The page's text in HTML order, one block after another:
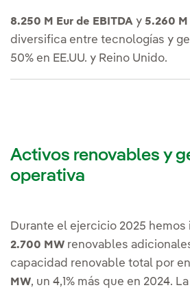
8.250 M Eur de EBITDA y 5.260 M
diversifica entre tecnologías y
50% en EE.UU. y Reino Unido.
Activos renovables y
operativa
Durante el ejercicio 2025 hemos
2.700 MW renovables
capacidad renovable total por
MW, un 4,1% más que en 2024. La